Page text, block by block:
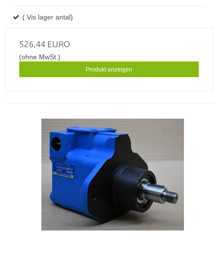
( Vis lager antal)
526,44 EURO
(ohne MwSt.)
Produkt anzeigen